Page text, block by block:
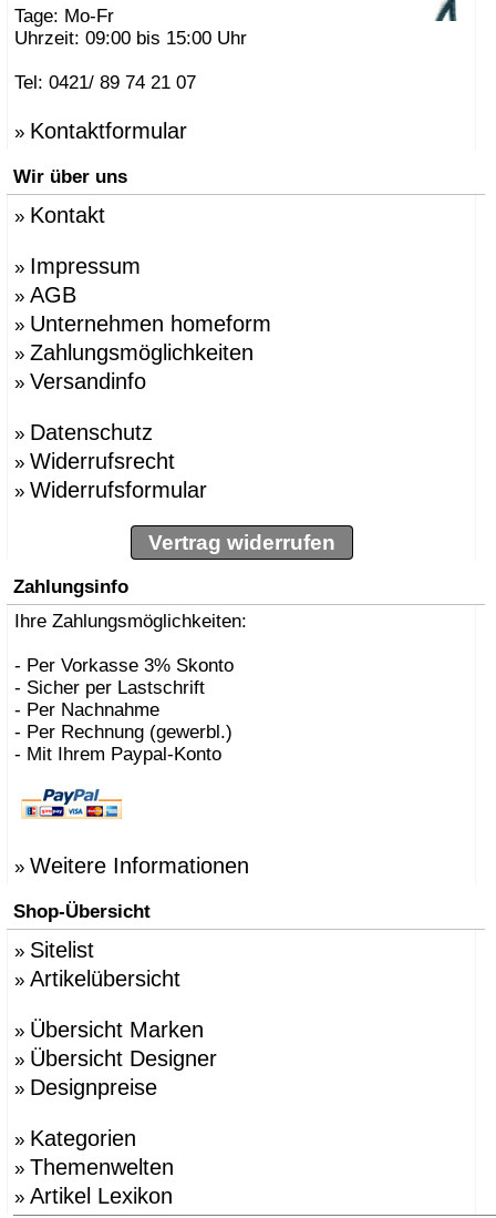
Tage: Mo-Fr
Uhrzeit: 09:00 bis 15:00 Uhr
Tel: 0421/ 89 74 21 07
» Kontaktformular
Wir über uns
» Kontakt
» Impressum
» AGB
» Unternehmen homeform
» Zahlungsmöglichkeiten
» Versandinfo
» Datenschutz
» Widerrufsrecht
» Widerrufsformular
Vertrag widerrufen
Zahlungsinfo
Ihre Zahlungsmöglichkeiten:
- Per Vorkasse 3% Skonto
- Sicher per Lastschrift
- Per Nachnahme
- Per Rechnung (gewerbl.)
- Mit Ihrem Paypal-Konto
» Weitere Informationen
Shop-Übersicht
» Sitelist
» Artikelübersicht
» Übersicht Marken
» Übersicht Designer
» Designpreise
» Kategorien
» Themenwelten
» Artikel Lexikon